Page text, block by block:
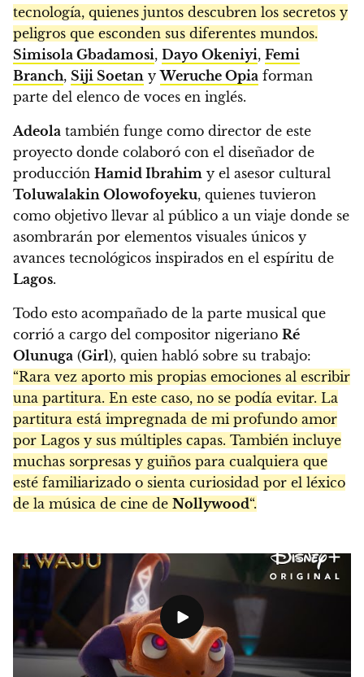
tecnología, quienes juntos descubren los secretos y
peligros que esconden sus diferentes mundos.
Simisola Gbadamosi, Dayo Okeniyi, Femi
Branch, Siji Soetan yWeruche Opia forman
parte del elenco de voces en inglés.
Adeola también funge como director de este
proyecto donde colaboró con el diseñador de
producción Hamid Ibrahim y el asesor cultural
Toluwalakin Olowofoyeku, quienes tuvieron
como objetivo llevar al público a un viaje donde se
asombrarán por elementos visuales únicos y
avances tecnológicos inspirados en el espíritu de
Lagos.
Todo esto acompañado de la parte musical que
corrió a cargo del compositor nigeriano Ré
Olunuga (Girl), quien habló sobre su trabajo:
“Rara vez aporto mis propias emociones al escribir
una partitura. En este caso, no se podía evitar. La
partitura está impregnada de mi profundo amor
por Lagos y sus múltiples capas. También incluye
muchas sorpresas y guiños para cualquiera que
esté familiarizado o sienta curiosidad por el léxico
de la música de cine de Nollywood“.